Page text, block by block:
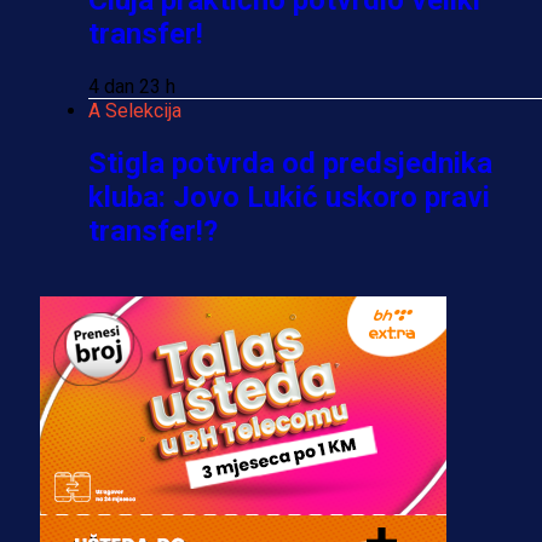
transfer!
4 dan 23 h
A Selekcija
Stigla potvrda od predsjednika
kluba: Jovo Lukić uskoro pravi
transfer!?
A Selekcija
Zmajevi dobili veliko pojačanje:
Fudbaler Olympiacosa želi obući
dres BiH!
3 sedmica 5 dan
Premijer liga BiH